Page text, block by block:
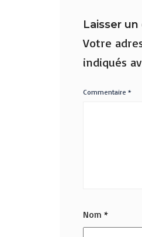
Laisser
Votre
indiqués
Commentaire *
Nom *